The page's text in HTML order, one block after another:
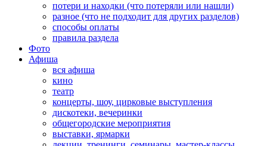
потери и находки (что потеряли или нашли)
разное (что не подходит для других разделов)
способы оплаты
правила раздела
Фото
Афиша
вся афиша
кино
театр
концерты, шоу, цирковые выступления
дискотеки, вечеринки
общегородские мероприятия
выставки, ярмарки